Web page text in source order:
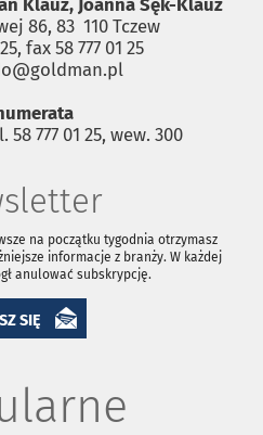
86, 83 ­ 110 Tczew
fax 58 777 01 25
777 01 25, wew. 300
na początku tygodnia otrzymasz
informacje z branży. W każdej
anulować subskrypcję.
SIĘ